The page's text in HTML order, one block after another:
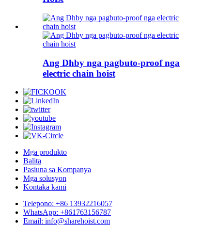
Ang Dhby nga pagbuto-proof nga
electric chain hoist
Mga produkto
Balita
Pasiuna sa Kompanya
Mga solusyon
Kontaka kami
Telepono: +86 13932216057
WhatsApp: +861763156787
Email: info@sharehoist.com